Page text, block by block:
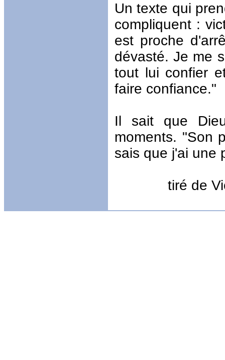
Un texte qui
compliquent :
est proche
dévasté. Je me
tout lui confier
faire confiance."
Il sait que
moments. "Son
sais que j'ai une
tiré de